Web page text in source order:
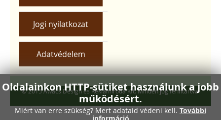
Jogi nyilatkozat
Adatvédelem
Oldalainkon HTTP-sütiket használunk a jobb
működésért.
Miért van erre szükség? Mert adataid védeni kell. További
© 2015 Awacs Design és Reklámiroda Kft. Minden jog fenntartva.